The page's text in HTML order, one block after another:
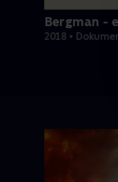
Bergman -
2018 •